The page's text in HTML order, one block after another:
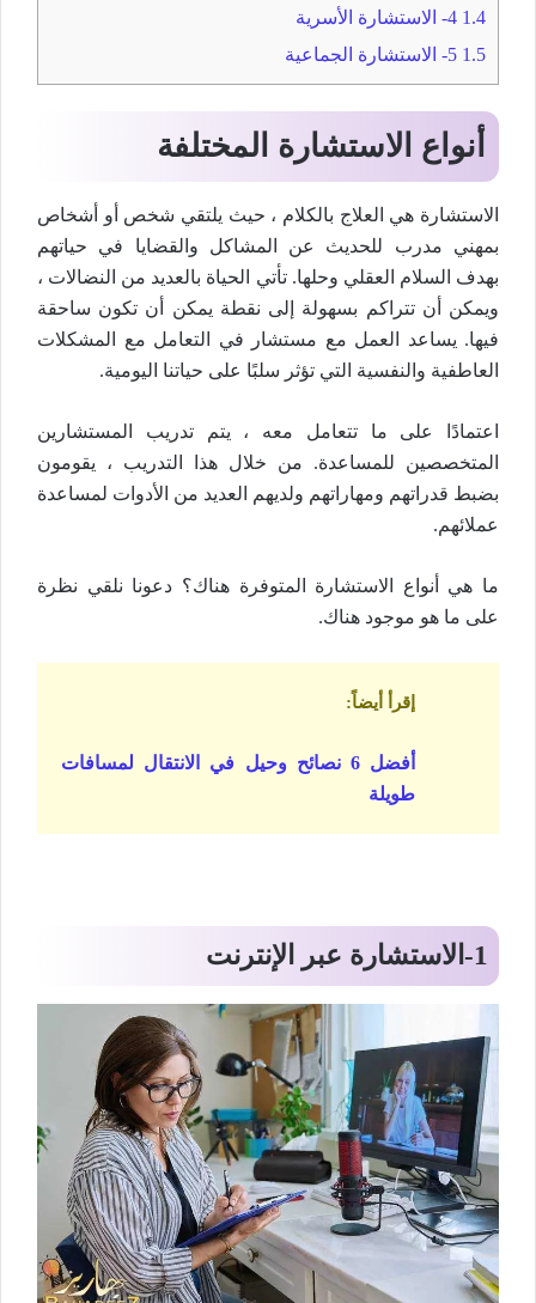
1.4
1.5
أنواع الاستشارة المختلفة
الاستشارة هي العلاج بالكلام ، حيث يلتقي شخص أو أشخاص
بمهني مدرب للحديث عن المشاكل والقضايا في حياتهم
بهدف السلام العقلي وحلها. تأتي الحياة بالعديد من النضالات ،
ويمكن أن تتراكم بسهولة إلى نقطة يمكن أن تكون ساحقة
فيها. يساعد العمل مع مستشار في التعامل مع المشكلات
العاطفية والنفسية التي تؤثر سلبًا على حياتنا اليومية.
اعتمادًا على ما تتعامل معه ، يتم تدريب المستشارين
المتخصصين للمساعدة. من خلال هذا التدريب ، يقومون
بضبط قدراتهم ومهاراتهم ولديهم العديد من الأدوات لمساعدة
عملائهم.
ما هي أنواع الاستشارة المتوفرة هناك؟ دعونا نلقي نظرة
على ما هو موجود هناك.
إقرأ أيضاً:
أفضل 6 نصائح وحيل في الانتقال لمسافات
طويلة
1- الاستشارة عبر الإنترنت